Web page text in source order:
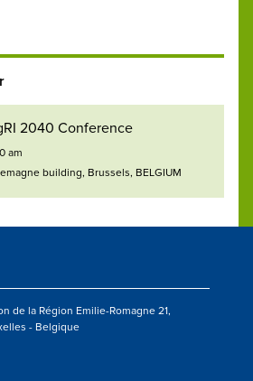
2040 Conference
am
building, Brussels, BELGIUM
de la Région Emilie-Romagne 21,
- Belgique